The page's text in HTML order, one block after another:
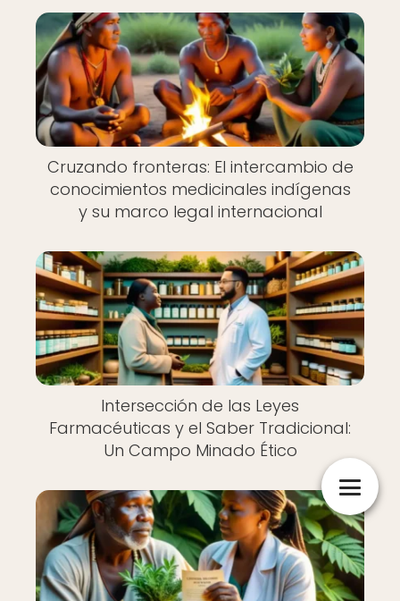
Cruzando fronteras: El intercambio de
conocimientos medicinales indígenas
y su marco legal internacional
Intersección de las Leyes
Farmacéuticas y el Saber Tradicional:
Un Campo Minado Ético